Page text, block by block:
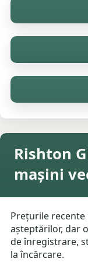
Rishton
mașini
Prețurile
așteptărilor, dar
de înregistrare,
la încărcare.